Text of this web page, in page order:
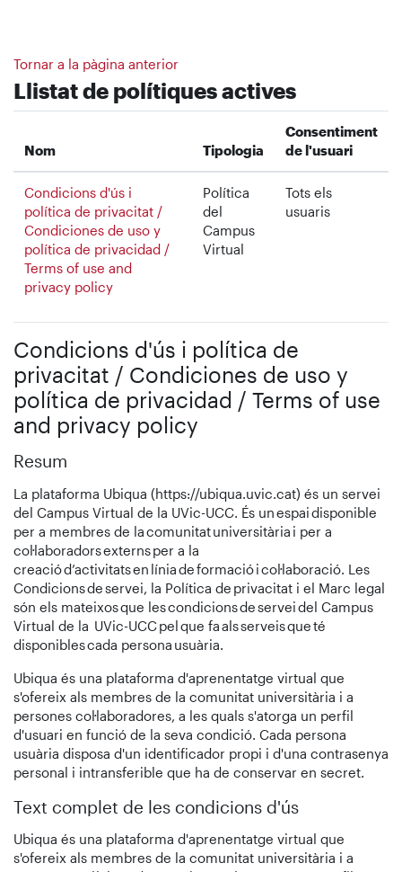
Tornar a la pàgina anterior
Llistat de polítiques actives
Nom Tipologia
Consentiment
de l'usuari
Condicions d'ús i
política de privacitat /
Condiciones de uso y
política de privacidad /
Terms of use and
privacy policy
Política
del
Campus
Virtual
Tots els
usuaris
Condicions d'ús i política de
privacitat / Condiciones de uso y
política de privacidad / Terms of use
and privacy policy
Resum
La plataforma Ubiqua (https://ubiqua.uvic.cat) és un servei
del Campus Virtual de la UVic-UCC. És un espai disponible
per a membres de la comunitat universitària i per a
col·laboradors externs per a la
creació d’activitats en línia de formació i col·laboració. Les
Condicions de servei, la Política de privacitat i el Marc legal
són els mateixos que les condicions de servei del Campus
Virtual de la UVic-UCC pel que fa als serveis que té
disponibles cada persona usuària.
Ubiqua és una plataforma d'aprenentatge virtual que
s'ofereix als membres de la comunitat universitària i a
persones col·laboradores, a les quals s'atorga un perfil
d'usuari en funció de la seva condició. Cada persona
usuària disposa d'un identificador propi i d'una contrasenya
personal i intransferible que ha de conservar en secret.
Text complet de les condicions d'ús
Ubiqua és una plataforma d'aprenentatge virtual que
s'ofereix als membres de la comunitat universitària i a